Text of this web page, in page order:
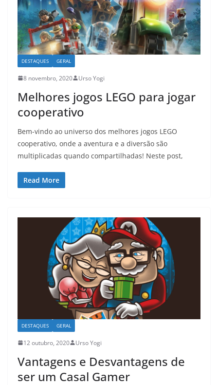
DESTAQUES GERAL
8 novembro, 2020 Urso Yogi
Melhores jogos LEGO para jogar
cooperativo
Bem-vindo ao universo dos melhores jogos LEGO
cooperativo, onde a aventura e a diversão são
multiplicadas quando compartilhadas! Neste post,
Read More
DESTAQUES GERAL
12 outubro, 2020 Urso Yogi
Vantagens e Desvantagens de
ser um Casal Gamer